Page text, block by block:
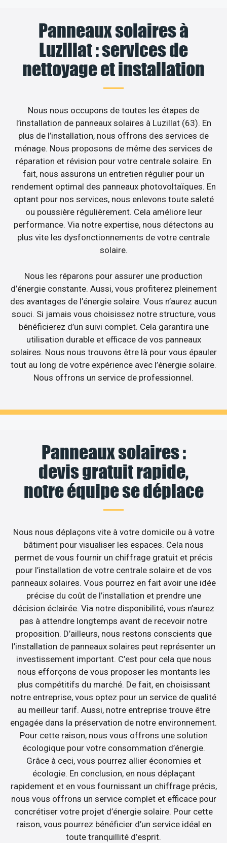
Panneaux solaires à
Luzillat : services de
nettoyage et installation
Nous nous occupons de toutes les étapes de
l’installation de panneaux solaires à Luzillat (63). En
plus de l’installation, nous offrons des services de
ménage. Nous proposons de même des services de
réparation et révision pour votre centrale solaire. En
fait, nous assurons un entretien régulier pour un
rendement optimal des panneaux photovoltaïques. En
optant pour nos services, nous enlevons toute saleté
ou poussière régulièrement. Cela améliore leur
performance. Via notre expertise, nous détectons au
plus vite les dysfonctionnements de votre centrale
solaire.
Nous les réparons pour assurer une production
d’énergie constante. Aussi, vous profiterez pleinement
des avantages de l’énergie solaire. Vous n’aurez aucun
souci. Si jamais vous choisissez notre structure, vous
bénéficierez d’un suivi complet. Cela garantira une
utilisation durable et efficace de vos panneaux
solaires. Nous nous trouvons être là pour vous épauler
tout au long de votre expérience avec l’énergie solaire.
Nous offrons un service de professionnel.
Panneaux solaires :
devis gratuit rapide,
notre équipe se déplace
Nous nous déplaçons vite à votre domicile ou à votre
bâtiment pour visualiser les espaces. Cela nous
permet de vous fournir un chiffrage gratuit et précis
pour l’installation de votre centrale solaire et de vos
panneaux solaires. Vous pourrez en fait avoir une idée
précise du coût de l’installation et prendre une
décision éclairée. Via notre disponibilité, vous n’aurez
pas à attendre longtemps avant de recevoir notre
proposition. D’ailleurs, nous restons conscients que
l’installation de panneaux solaires peut représenter un
investissement important. C’est pour cela que nous
nous efforçons de vous proposer les montants les
plus compétitifs du marché. De fait, en choisissant
notre entreprise, vous optez pour un service de qualité
au meilleur tarif. Aussi, notre entreprise trouve être
engagée dans la préservation de notre environnement.
Pour cette raison, nous vous offrons une solution
écologique pour votre consommation d’énergie.
Grâce à ceci, vous pourrez allier économies et
écologie. En conclusion, en nous déplaçant
rapidement et en vous fournissant un chiffrage précis,
nous vous offrons un service complet et efficace pour
concrétiser votre projet d’énergie solaire. Pour cette
raison, vous pourrez bénéficier d’un service idéal en
toute tranquillité d’esprit.